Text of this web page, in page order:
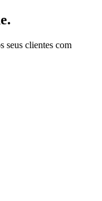
seus clientes com